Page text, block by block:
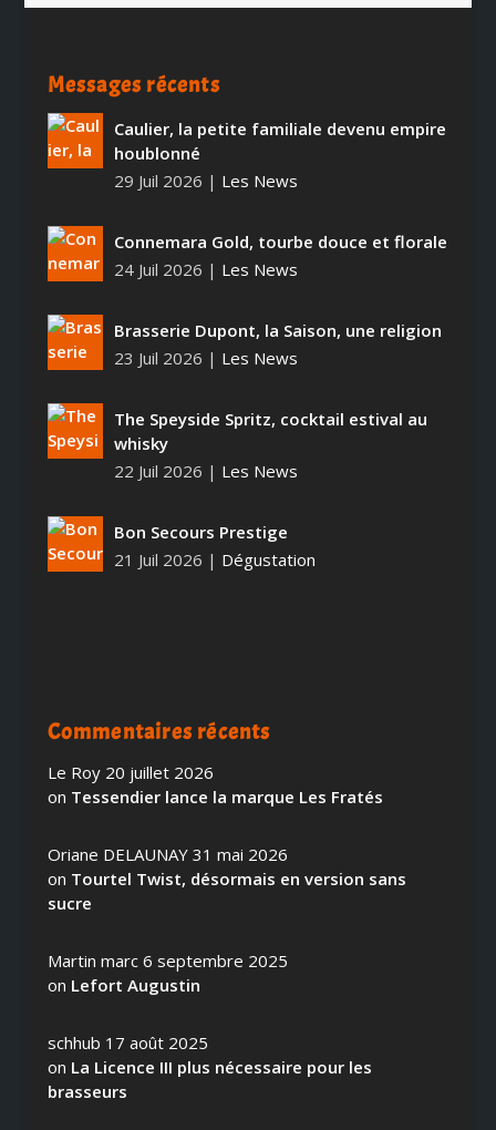
Messages récents
Caulier, la petite familiale devenu empire
houblonné
29 Juil 2026 | Les News
Connemara Gold, tourbe douce et florale
24 Juil 2026 | Les News
Brasserie Dupont, la Saison, une religion
23 Juil 2026 | Les News
The Speyside Spritz, cocktail estival au
whisky
22 Juil 2026 | Les News
Bon Secours Prestige
21 Juil 2026 | Dégustation
Commentaires récents
Le Roy 20 juillet 2026
on Tessendier lance la marque Les Fratés
Oriane DELAUNAY 31 mai 2026
on Tourtel Twist, désormais en version sans
sucre
Martin marc 6 septembre 2025
on Lefort Augustin
schhub 17 août 2025
on La Licence III plus nécessaire pour les
brasseurs